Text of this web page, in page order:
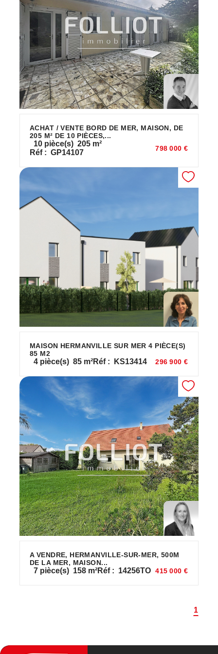
ACHAT / VENTE BORD DE MER, MAISON, DE
205 M² DE 10 PIÈCES,...
10 pièce(s) 205 m²
Réf : GP14107 798 000 €
MAISON HERMANVILLE SUR MER 4 PIÈCE(S)
85 M2
4 pièce(s) 85 m²Réf : KS13414 296 900 €
A VENDRE, HERMANVILLE-SUR-MER, 500M
DE LA MER, MAISON...
7 pièce(s) 158 m²Réf : 14256TO 415 000 €
1